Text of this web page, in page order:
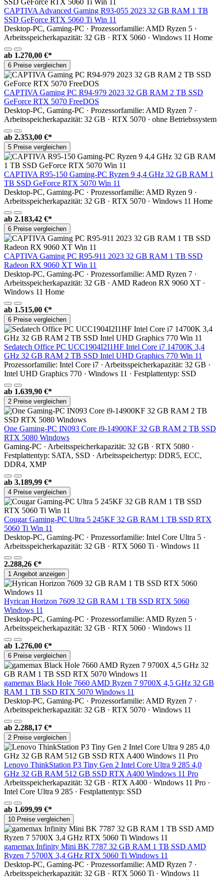
CAPTIVA Advanced Gaming R93-055 2023 32 GB RAM 1 TB
SSD GeForce RTX 5060 Ti Win 11
Desktop-PC, Gaming-PC · Prozessorfamilie: AMD Ryzen 5 ·
Arbeitsspeicherkapazität: 32 GB · RTX 5060 · Windows 11 Home
ab 1.270,00 €*
6 Preise vergleichen
CAPTIVA Gaming PC R94-979 2023 32 GB RAM 2 TB SSD
GeForce RTX 5070 FreeDOS
Desktop-PC, Gaming-PC · Prozessorfamilie: AMD Ryzen 7 ·
Arbeitsspeicherkapazität: 32 GB · RTX 5070 · ohne Betriebssystem
ab 2.353,00 €*
5 Preise vergleichen
CAPTIVA R95-150 Gaming-PC Ryzen 9 4,4 GHz 32 GB RAM 1
TB SSD GeForce RTX 5070 Win 11
Desktop-PC, Gaming-PC · Prozessorfamilie: AMD Ryzen 9 ·
Arbeitsspeicherkapazität: 32 GB · RTX 5070 · Windows 11 Home
ab 2.183,42 €*
6 Preise vergleichen
CAPTIVA Gaming PC R95-911 2023 32 GB RAM 1 TB SSD
Radeon RX 9060 XT Win 11
Desktop-PC, Gaming-PC · Prozessorfamilie: AMD Ryzen 7 ·
Arbeitsspeicherkapazität: 32 GB · AMD Radeon RX 9060 XT ·
Windows 11 Home
ab 1.515,00 €*
6 Preise vergleichen
Sedatech Office PC UCC1904I2I1HF Intel Core i7 14700K 3,4
GHz 32 GB RAM 2 TB SSD Intel UHD Graphics 770 Win 11
Prozessorfamilie: Intel Core i7 · Arbeitsspeicherkapazität: 32 GB ·
Intel UHD Graphics 770 · Windows 11 · Festplattentyp: SSD
ab 1.639,90 €*
2 Preise vergleichen
One Gaming-PC IN093 Core i9-14900KF 32 GB RAM 2 TB SSD
RTX 5080 Windows
Gaming-PC · Arbeitsspeicherkapazität: 32 GB · RTX 5080 ·
Festplattentyp: SATA, SSD · Arbeitsspeichertyp: DDR5, ECC,
DDR4, XMP
ab 3.189,99 €*
4 Preise vergleichen
Cougar Gaming-PC Ultra 5 245KF 32 GB RAM 1 TB SSD RTX
5060 Ti Win 11
Desktop-PC, Gaming-PC · Prozessorfamilie: Intel Core Ultra 5 ·
Arbeitsspeicherkapazität: 32 GB · RTX 5060 Ti · Windows 11
2.288,26 €*
1 Angebot anzeigen
Hyrican Horizon 7609 32 GB RAM 1 TB SSD RTX 5060
Windows 11
Desktop-PC, Gaming-PC · Prozessorfamilie: AMD Ryzen 5 ·
Arbeitsspeicherkapazität: 32 GB · RTX 5060 · Windows 11
ab 1.276,00 €*
6 Preise vergleichen
gamemax Black Hole 7660 AMD Ryzen 7 9700X 4,5 GHz 32 GB
RAM 1 TB SSD RTX 5070 Windows 11
Desktop-PC, Gaming-PC · Prozessorfamilie: AMD Ryzen 7 ·
Arbeitsspeicherkapazität: 32 GB · RTX 5070 · Windows 11
ab 2.288,17 €*
2 Preise vergleichen
Lenovo ThinkStation P3 Tiny Gen 2 Intel Core Ultra 9 285 4,0
GHz 32 GB RAM 512 GB SSD RTX A400 Windows 11 Pro
Arbeitsspeicherkapazität: 32 GB · RTX A400 · Windows 11 Pro ·
Intel Core Ultra 9 285 · Festplattentyp: SSD
ab 1.699,99 €*
10 Preise vergleichen
gamemax Infinity Mini BK 7787 32 GB RAM 1 TB SSD AMD
Ryzen 7 5700X 3,4 GHz RTX 5060 Ti Windows 11
Desktop-PC, Gaming-PC · Prozessorfamilie: AMD Ryzen 7 ·
Arbeitsspeicherkapazität: 32 GB · RTX 5060 Ti · Windows 11